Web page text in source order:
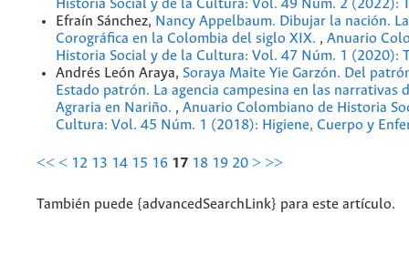
Historia Social y de la Cultura: Vol. 49 Núm. 2 (2022):
Efraín Sánchez, Nancy Appelbaum. Dibujar la nación.
Corográfica en la Colombia del siglo XIX. , Anuario
Historia Social y de la Cultura: Vol. 47 Núm. 1 (2020):
Andrés León Araya, Soraya Maite Yie Garzón. Del
Estado patrón. La agencia campesina en las narrativas
Agraria en Nariño. , Anuario Colombiano de Historia
Cultura: Vol. 45 Núm. 1 (2018): Higiene, Cuerpo y
<< < 12 13 14 15 16 17 18 19 20 > >>
También puede {advancedSearchLink} para este artículo.